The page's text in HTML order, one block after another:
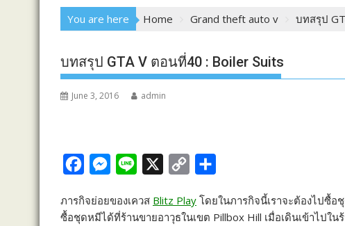
You are here Home Grand theft auto v บทสรุป
บทสรุป GTA V ตอนที่40 : Boiler Suits
June 3, 2016 admin
c
M
s
n
p
a
ภารกิจย่อยของเควส Blitz Play โดยในภารกิจนี้เราจะต้องไปซื้อ
ซื้อชุดหมีได้ที่ร้านขายอาวุธในเขต Pillbox Hill เมื่อเดินเข้าไปใ